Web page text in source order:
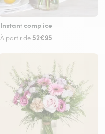
Instant complice
À partir de 52€95